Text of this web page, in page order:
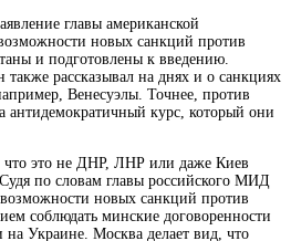
главы американской
новых санкций против
и подготовлены к введению.
также рассказывал на днях и о санкциях
Венесуэлы. Точнее, против
антидемократичный курс, который они
что это не ДНР, ЛНР или даже Киев
по словам главы российского МИД
новых санкций против
соблюдать минские договоренности
Украине. Москва делает вид, что